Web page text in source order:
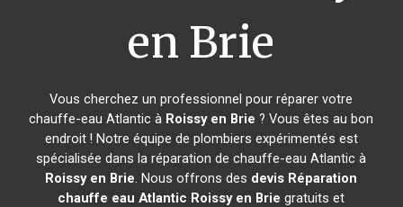
en Brie
Vous cherchez un professionnel pour réparer votre
chauffe-eau Atlantic à Roissy en Brie ? Vous êtes au bon
endroit ! Notre équipe de plombiers expérimentés est
spécialisée dans la réparation de chauffe-eau Atlantic à
Roissy en Brie. Nous offrons des devis Réparation
chauffe eau Atlantic Roissy en Brie gratuits et